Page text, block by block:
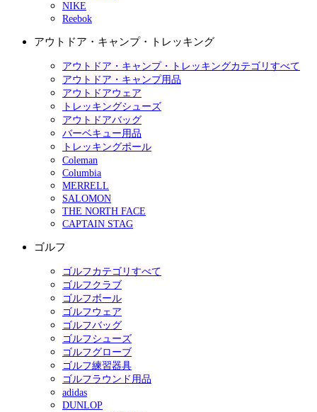
NIKE
Reebok
アウトドア・キャンプ・トレッキング
アウトドア・キャンプ・トレッキングカテゴリすべて
アウトドア・キャンプ用品
アウトドアウェア
トレッキングシューズ
アウトドアバッグ
バーベキュー用品
トレッキングポール
Coleman
Columbia
MERRELL
SALOMON
THE NORTH FACE
CAPTAIN STAG
ゴルフ
ゴルフカテゴリすべて
ゴルフクラブ
ゴルフボール
ゴルフウェア
ゴルフバッグ
ゴルフシューズ
ゴルフグローブ
ゴルフ練習器具
ゴルフラウンド用品
adidas
DUNLOP